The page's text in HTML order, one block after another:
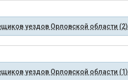
уездов Орловской области (2)
уездов Орловской области (1)